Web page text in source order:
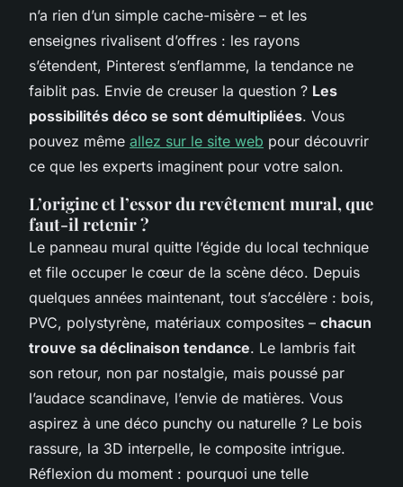
n’a rien d’un simple cache-misère – et les
enseignes rivalisent d’offres : les rayons
s’étendent, Pinterest s’enflamme, la tendance ne
faiblit pas. Envie de creuser la question ? Les
possibilités déco se sont démultipliées. Vous
pouvez même allez sur le site web pour découvrir
ce que les experts imaginent pour votre salon.
L’origine et l’essor du revêtement mural, que
faut-il retenir ?
Le panneau mural quitte l’égide du local technique
et file occuper le cœur de la scène déco. Depuis
quelques années maintenant, tout s’accélère : bois,
PVC, polystyrène, matériaux composites – chacun
trouve sa déclinaison tendance. Le lambris fait
son retour, non par nostalgie, mais poussé par
l’audace scandinave, l’envie de matières. Vous
aspirez à une déco punchy ou naturelle ? Le bois
rassure, la 3D interpelle, le composite intrigue.
Réflexion du moment : pourquoi une telle